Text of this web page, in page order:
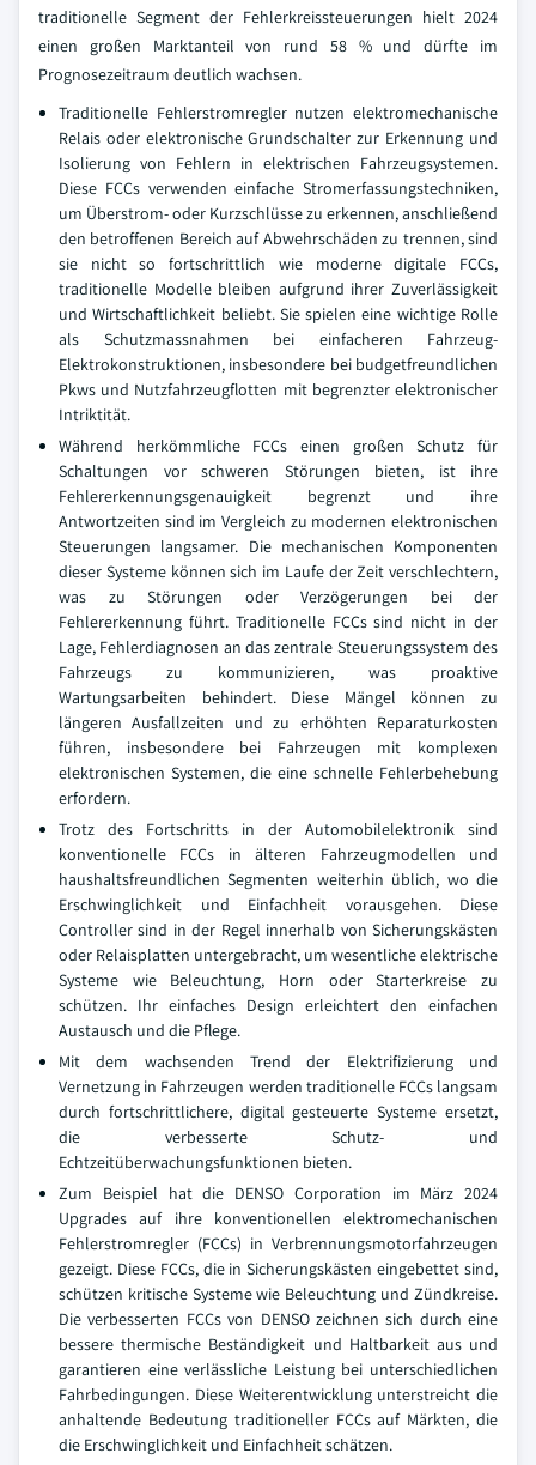
traditionelle Segment der Fehlerkreissteuerungen hielt 2024
einen großen Marktanteil von rund 58 % und dürfte im
Prognosezeitraum deutlich wachsen.
Traditionelle Fehlerstromregler nutzen elektromechanische
Relais oder elektronische Grundschalter zur Erkennung und
Isolierung von Fehlern in elektrischen Fahrzeugsystemen.
Diese FCCs verwenden einfache Stromerfassungstechniken,
um Überstrom- oder Kurzschlüsse zu erkennen, anschließend
den betroffenen Bereich auf Abwehrschäden zu trennen, sind
sie nicht so fortschrittlich wie moderne digitale FCCs,
traditionelle Modelle bleiben aufgrund ihrer Zuverlässigkeit
und Wirtschaftlichkeit beliebt. Sie spielen eine wichtige Rolle
als Schutzmassnahmen bei einfacheren Fahrzeug-
Elektrokonstruktionen, insbesondere bei budgetfreundlichen
Pkws und Nutzfahrzeugflotten mit begrenzter elektronischer
Intriktität.
Während herkömmliche FCCs einen großen Schutz für
Schaltungen vor schweren Störungen bieten, ist ihre
Fehlererkennungsgenauigkeit begrenzt und ihre
Antwortzeiten sind im Vergleich zu modernen elektronischen
Steuerungen langsamer. Die mechanischen Komponenten
dieser Systeme können sich im Laufe der Zeit verschlechtern,
was zu Störungen oder Verzögerungen bei der
Fehlererkennung führt. Traditionelle FCCs sind nicht in der
Lage, Fehlerdiagnosen an das zentrale Steuerungssystem des
Fahrzeugs zu kommunizieren, was proaktive
Wartungsarbeiten behindert. Diese Mängel können zu
längeren Ausfallzeiten und zu erhöhten Reparaturkosten
führen, insbesondere bei Fahrzeugen mit komplexen
elektronischen Systemen, die eine schnelle Fehlerbehebung
erfordern.
Trotz des Fortschritts in der Automobilelektronik sind
konventionelle FCCs in älteren Fahrzeugmodellen und
haushaltsfreundlichen Segmenten weiterhin üblich, wo die
Erschwinglichkeit und Einfachheit vorausgehen. Diese
Controller sind in der Regel innerhalb von Sicherungskästen
oder Relaisplatten untergebracht, um wesentliche elektrische
Systeme wie Beleuchtung, Horn oder Starterkreise zu
schützen. Ihr einfaches Design erleichtert den einfachen
Austausch und die Pflege.
Mit dem wachsenden Trend der Elektrifizierung und
Vernetzung in Fahrzeugen werden traditionelle FCCs langsam
durch fortschrittlichere, digital gesteuerte Systeme ersetzt,
die verbesserte Schutz- und
Echtzeitüberwachungsfunktionen bieten.
Zum Beispiel hat die DENSO Corporation im März 2024
Upgrades auf ihre konventionellen elektromechanischen
Fehlerstromregler (FCCs) in Verbrennungsmotorfahrzeugen
gezeigt. Diese FCCs, die in Sicherungskästen eingebettet sind,
schützen kritische Systeme wie Beleuchtung und Zündkreise.
Die verbesserten FCCs von DENSO zeichnen sich durch eine
bessere thermische Beständigkeit und Haltbarkeit aus und
garantieren eine verlässliche Leistung bei unterschiedlichen
Fahrbedingungen. Diese Weiterentwicklung unterstreicht die
anhaltende Bedeutung traditioneller FCCs auf Märkten, die
die Erschwinglichkeit und Einfachheit schätzen.